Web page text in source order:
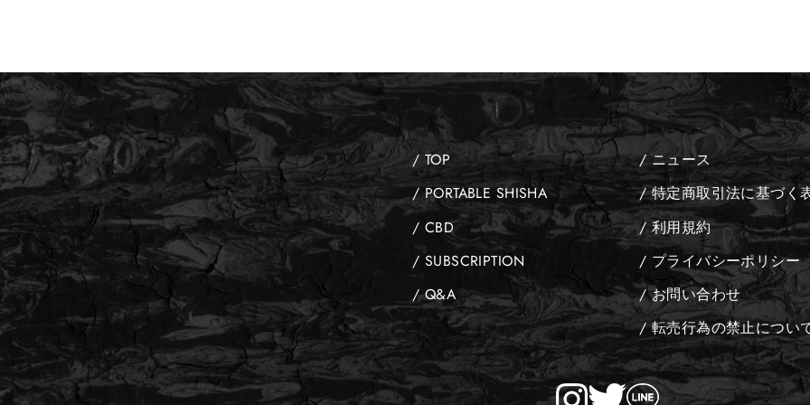
/ TOP
/ PORTABLE SHISHA
/ CBD
/ SUBSCRIPTION
/ Q&A
/ ニュース
/ 特定商取引法に基づく
/ 利用規約
/ プライバシーポリシー
/ お問い合わせ
/ 転売行為の禁止につい